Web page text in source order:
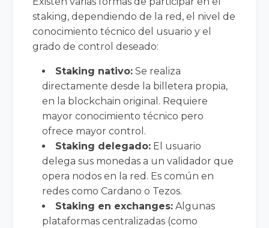
staking, dependiendo de la red, el nivel de
conocimiento técnico del usuario y el
grado de control deseado:
Staking nativo: Se realiza
directamente desde la billetera propia,
en la blockchain original. Requiere
mayor conocimiento técnico pero
ofrece mayor control.
Staking delegado: El usuario
delega sus monedas a un validador que
opera nodos en la red. Es común en
redes como Cardano o Tezos.
Staking en exchanges: Algunas
plataformas centralizadas (como